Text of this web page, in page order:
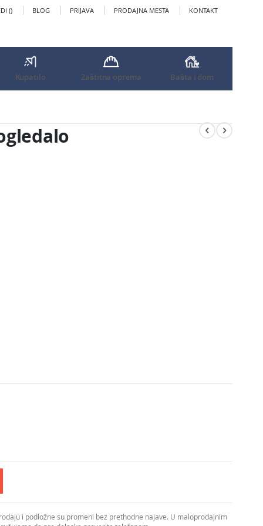
() BLOG PRIJAVA PRODAJNA MESTA KONTAKT
Kupatilo Zaštitna oprema Bašta i dom
i podložne su promeni bez prethodne najave. U maloprodajnim